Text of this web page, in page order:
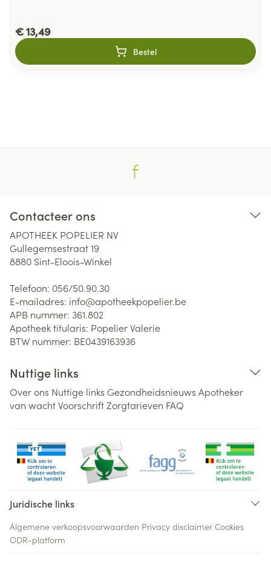
€ 13,49
Bestel
Contacteer ons
APOTHEEK POPELIER NV
Gullegemsestraat 19
8880 Sint-Eloois-Winkel
Telefoon: 056/50.90.30
E-mailadres: info@apotheekpopelier.be
APB nummer: 361.802
Apotheek titularis: Popelier Valerie
BTW nummer: BE0439163936
Nuttige links
Over ons Nuttige links Gezondheidsnieuws Apotheker
van wachtVoorschriftZorgtarieven FAQ
Juridische links
Algemene verkoopsvoorwaarden Privacy disclaimer Cookies
ODR-platform